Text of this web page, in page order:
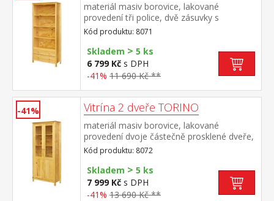
materiál masiv borovice, lakované
provedení tři police, dvě zásuvky s
kovovými pojezdy
Kód produktu: 8071
Skladem > 5 ks
6 799 Kč s DPH
-41% 11 690 Kč **
-41% Vitrína 2 dveře TORINO
materiál masiv borovice, lakované
provedení dvoje částečně prosklené dveře,
čtyři police
Kód produktu: 8072
Skladem > 5 ks
7 999 Kč s DPH
-41% 13 690 Kč **